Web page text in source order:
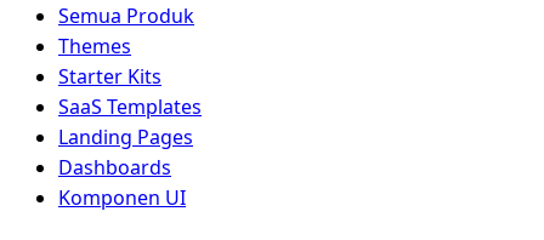
Semua Produk
Themes
Starter Kits
SaaS Templates
Landing Pages
Dashboards
Komponen UI